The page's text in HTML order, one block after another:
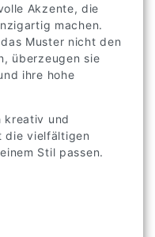
Akzente, die
machen.
Muster nicht den
überzeugen sie
ihre hohe
kreativ und
die vielfältigen
Stil passen.